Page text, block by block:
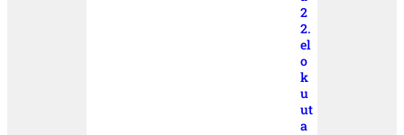
2
2.
el
o
k
u
ut
a